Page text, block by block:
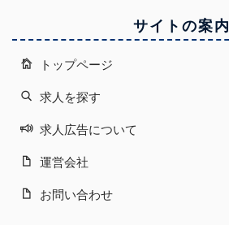
サイトの案内
トップページ
求人を探す
求人広告について
運営会社
お問い合わせ